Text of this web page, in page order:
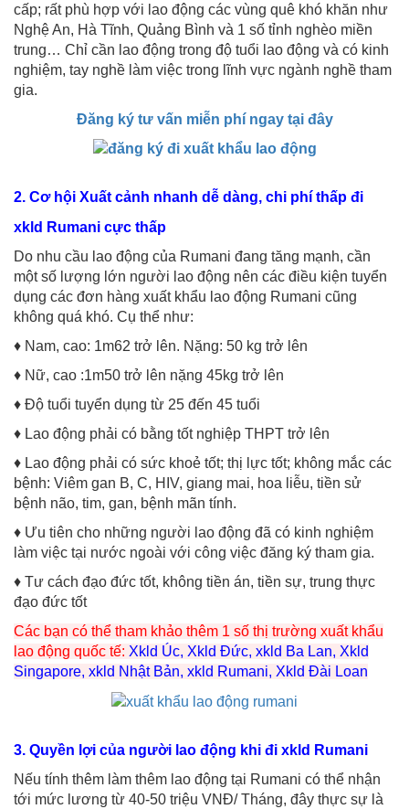
cấp; rất phù hợp với lao động các vùng quê khó khăn như
Nghệ An, Hà Tĩnh, Quảng Bình và 1 số tỉnh nghèo miền
trung… Chỉ cần lao động trong độ tuổi lao động và có kinh
nghiệm, tay nghề làm việc trong lĩnh vực ngành nghề tham
gia.
Đăng ký tư vấn miễn phí ngay tại đây
2. Cơ hội Xuất cảnh nhanh dễ dàng, chi phí thấp đi
xkld Rumani cực thấp
Do nhu cầu lao động của Rumani đang tăng mạnh, cần
một số lượng lớn người lao động nên các điều kiện tuyển
dụng các đơn hàng xuất khẩu lao động Rumani cũng
không quá khó. Cụ thể như:
♦ Nam, cao: 1m62 trở lên. Nặng: 50 kg trở lên
♦ Nữ, cao :1m50 trở lên nặng 45kg trở lên
♦ Độ tuổi tuyển dụng từ 25 đến 45 tuổi
♦ Lao động phải có bằng tốt nghiệp THPT trở lên
♦ Lao động phải có sức khoẻ tốt; thị lực tốt; không mắc các
bệnh: Viêm gan B, C, HIV, giang mai, hoa liễu, tiền sử
bệnh não, tim, gan, bệnh mãn tính.
♦ Ưu tiên cho những người lao động đã có kinh nghiệm
làm việc tại nước ngoài với công việc đăng ký tham gia.
♦ Tư cách đạo đức tốt, không tiền án, tiền sự, trung thực
đạo đức tốt
Các bạn có thể tham khảo thêm 1 số thị trường xuất khẩu
lao động quốc tế: Xkld Úc, Xkld Đức, xkld Ba Lan, Xkld
Singapore, xkld Nhật Bản, xkld Rumani, Xkld Đài Loan
3. Quyền lợi của người lao động khi đi xkld Rumani
Nếu tính thêm làm thêm lao động tại Rumani có thể nhận
tới mức lương từ 40-50 triệu VNĐ/ Tháng, đây thực sự là